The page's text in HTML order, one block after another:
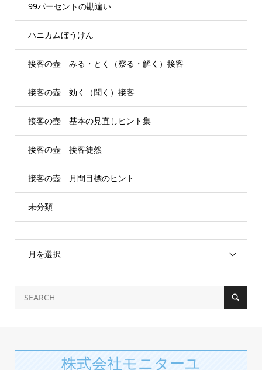
99パーセントの勘違い
ハニカムぼうけん
接客の壺 みる・とく（察る・解く）接客
接客の壺 効く（聞く）接客
接客の壺 基本の見直しヒント集
接客の壺 接客徒然
接客の壺 月間目標のヒント
未分類
月を選択
株式会社モニターユ